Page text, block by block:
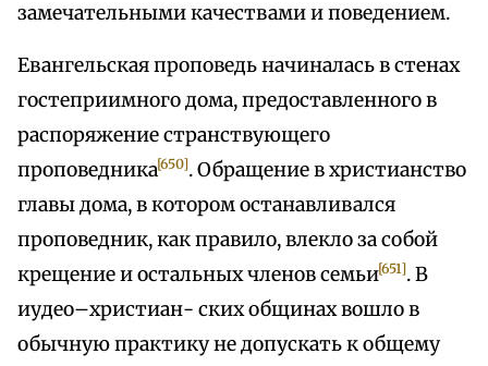
замечательными качествами и поведением.
Евангельская проповедь начиналась в стенах
гостеприимного дома, предоставленного в
распоряжение странствующего
проповедника[650]. Обращение в христианство
главы дома, в котором останавливался
проповедник, как правило, влекло за собой
крещение и остальных членов семьи[651]. В
иудео–христиан- ских общинах вошло в
обычную практику не допускать к общему